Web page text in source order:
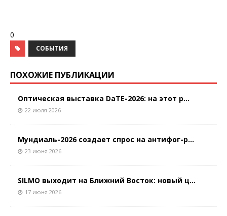
0
СОБЫТИЯ
ПОХОЖИЕ ПУБЛИКАЦИИ
Оптическая выставка DaTE-2026: на этот р...
22 июля 2026
Мундиаль-2026 создает спрос на антифог-р...
23 июня 2026
SILMO выходит на Ближний Восток: новый ц...
17 июня 2026